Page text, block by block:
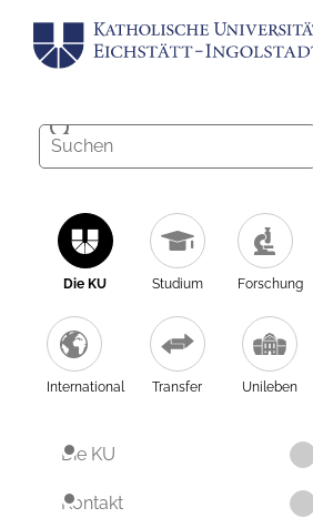
Die KU Studium Forschung
International Transfer Unileben
Die KU
Kontakt